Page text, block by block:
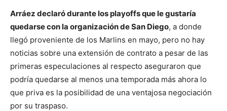
Arráez declaró durante los playoffs que le gustaría
quedarse con la organización de San Diego, a donde
llegó proveniente de los Marlins en mayo, pero no hay
noticias sobre una extensión de contrato a pesar de las
primeras especulaciones al respecto aseguraron que
podría quedarse al menos una temporada más ahora lo
que priva es la posibilidad de una ventajosa negociación
por su traspaso.